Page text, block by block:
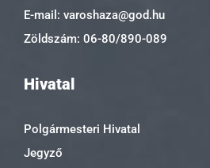
E-mail: varoshaza@god.hu
Zöldszám: 06-80/890-089
Hivatal
Polgármesteri Hivatal
Jegyző